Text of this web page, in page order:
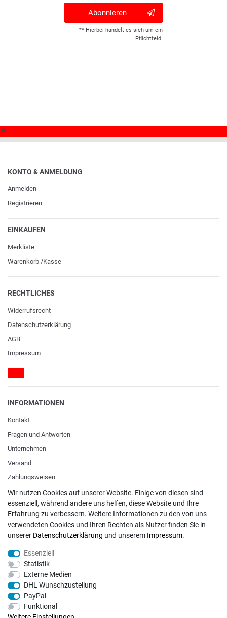
Abonnieren
** Hierbei handelt es sich um ein
Pflichtfeld.
KONTO & ANMELDUNG
Anmelden
Registrieren
EINKAUFEN
Merkliste
Warenkorb /Kasse
RECHTLICHES
Widerrufs­recht
Daten­schutz­erklärung
AGB
Impressum
INFORMATIONEN
Kontakt
Fragen und Antworten
Unternehmen
Versand
Zahlungsweisen
ZAHLUNGSARTEN / VERSAND
Paypal
Vorkasse
DHL
Deutsche Post
Bei Fragen wenden Sie sich direkt an unser Service-Team.
Wir nutzen Cookies auf unserer Website. Einige von diesen sind
essenziell, während andere uns helfen, diese Website und Ihre
Erfahrung zu verbessern. Weitere Informationen zu den von uns
verwendeten Cookies und Ihren Rechten als Nutzer finden Sie in
unserer Daten­schutz­erklärung und unserem Impressum.
Essenziell
Statistik
Externe Medien
DHL Wunschzustellung
PayPal
Funktional